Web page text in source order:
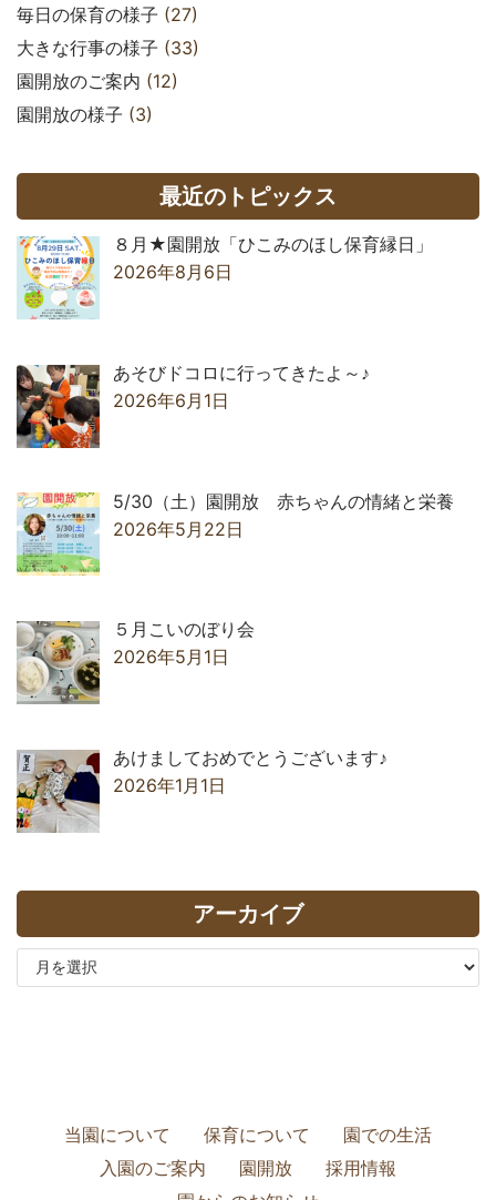
毎日の保育の様子 (27)
大きな行事の様子 (33)
園開放のご案内 (12)
園開放の様子 (3)
最近のトピックス
８月★園開放「ひこみのほし保育縁日」
2026年8月6日
あそびドコロに行ってきたよ～♪
2026年6月1日
5/30（土）園開放 赤ちゃんの情緒と栄養
2026年5月22日
５月こいのぼり会
2026年5月1日
あけましておめでとうございます♪
2026年1月1日
アーカイブ
当園について 保育について
園での生活
入園のご案内
園開放
採用情報